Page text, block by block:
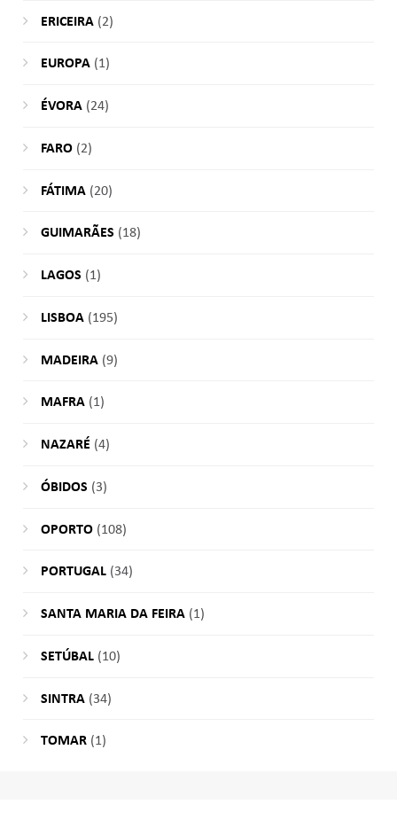
ERICEIRA(2)
EUROPA(1)
ÉVORA(24)
FARO(2)
FÁTIMA(20)
GUIMARÃES (18)
LAGOS (1)
LISBOA(195)
MADEIRA(9)
MAFRA(1)
NAZARÉ (4)
ÓBIDOS (3)
OPORTO(108)
PORTUGAL(34)
SANTA MARIA DA FEIRA(1)
SETÚBAL(10)
SINTRA(34)
TOMAR(1)